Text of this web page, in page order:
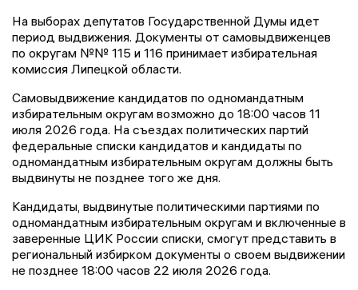
На выборах депутатов Государственной Думы идет
период выдвижения. Документы от самовыдвиженцев
по округам №№ 115 и 116 принимает избирательная
комиссия Липецкой области.
Самовыдвижение кандидатов по одномандатным
избирательным округам возможно до 18:00 часов 11
июля 2026 года. На съездах политических партий
федеральные списки кандидатов и кандидаты по
одномандатным избирательным округам должны быть
выдвинуты не позднее того же дня.
Кандидаты, выдвинутые политическими партиями по
одномандатным избирательным округам и включенные в
заверенные ЦИК России списки, смогут представить в
региональный избирком документы о своем выдвижении
не позднее 18:00 часов 22 июля 2026 года.